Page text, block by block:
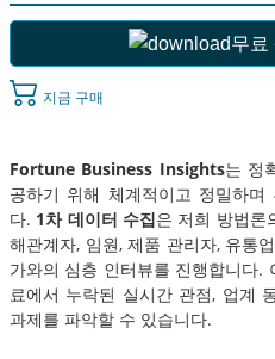
무료
지금 구매
Fortune Business Insights는 정
공하기 위해 체계적이고 정밀하
다. 1차 데이터 수집은 저희 방법론
해관계자, 임원, 제품 관리자, 유통
가와의 심층 인터뷰를 진행합니다.
료에서 누락된 실시간 관점, 업계
과제를 파악할 수 있습니다.